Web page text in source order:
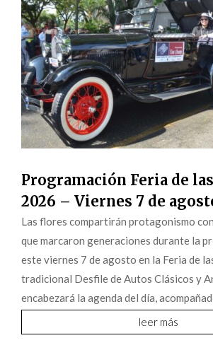
Programación Feria de
2026 – Viernes 7 de
Las flores compartirán protagonismo
que marcaron generaciones durante la
este viernes 7 de agosto en la Feria de
tradicional Desfile de Autos Clásicos y
encabezará la agenda del día,
leer más